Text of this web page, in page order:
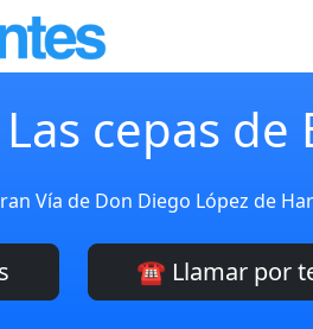
Las cepas de
Vía de Don Diego López de
☎️ Llamar por